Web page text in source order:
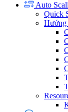
Auto
Quick
Hướng